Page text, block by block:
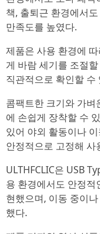
책, 출퇴근 환경에서
만족도를 높였다.
제품은 사용 환경에
게 바람 세기를 조절
직관적으로 확인할 수
콤팩트한 크기와 가
에 손쉽게 장착할 수
있어 야외 활동이나
안정적으로 고정해
ULTHFCLIC은 USB
용 환경에서도 안정
현했으며, 이동 중이
했다.